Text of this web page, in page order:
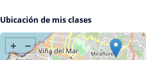
Ubicación de mis clases
+ −